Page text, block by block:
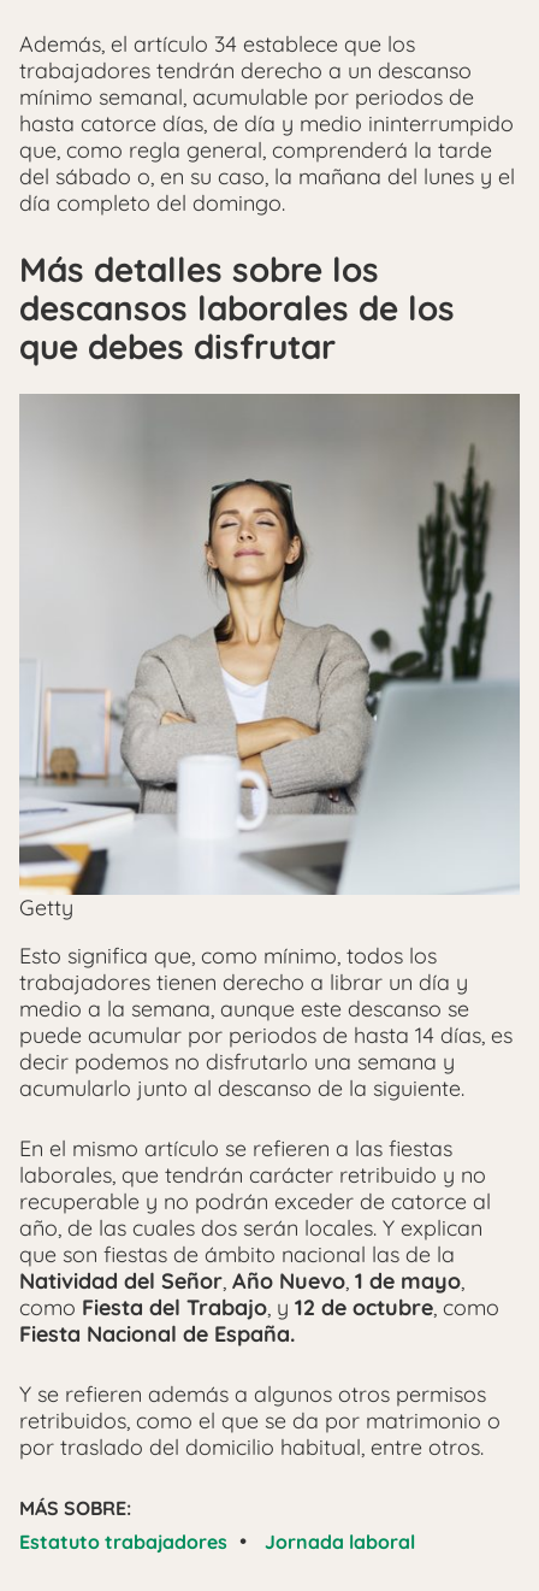
Además, el artículo 34 establece que los
trabajadores tendrán derecho a un descanso
mínimo semanal, acumulable por periodos de
hasta catorce días, de día y medio ininterrumpido
que, como regla general, comprenderá la tarde
del sábado o, en su caso, la mañana del lunes y el
día completo del domingo.
Más detalles sobre los
descansos laborales de los
que debes disfrutar
Getty
Esto significa que, como mínimo, todos los
trabajadores tienen derecho a librar un día y
medio a la semana, aunque este descanso se
puede acumular por periodos de hasta 14 días, es
decir podemos no disfrutarlo una semana y
acumularlo junto al descanso de la siguiente.
En el mismo artículo se refieren a las fiestas
laborales, que tendrán carácter retribuido y no
recuperable y no podrán exceder de catorce al
año, de las cuales dos serán locales. Y explican
que son fiestas de ámbito nacional las de la
Natividad del Señor, Año Nuevo, 1 de mayo,
como Fiesta del Trabajo, y 12 de octubre, como
Fiesta Nacional de España.
Y se refieren además a algunos otros permisos
retribuidos, como el que se da por matrimonio o
por traslado del domicilio habitual, entre otros.
MÁS SOBRE:
Estatuto trabajadores • Jornada laboral